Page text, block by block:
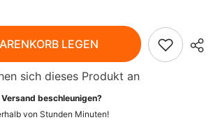
LEGEN
sich dieses Produkt an
beschleunigen?
von Stunden Minuten!